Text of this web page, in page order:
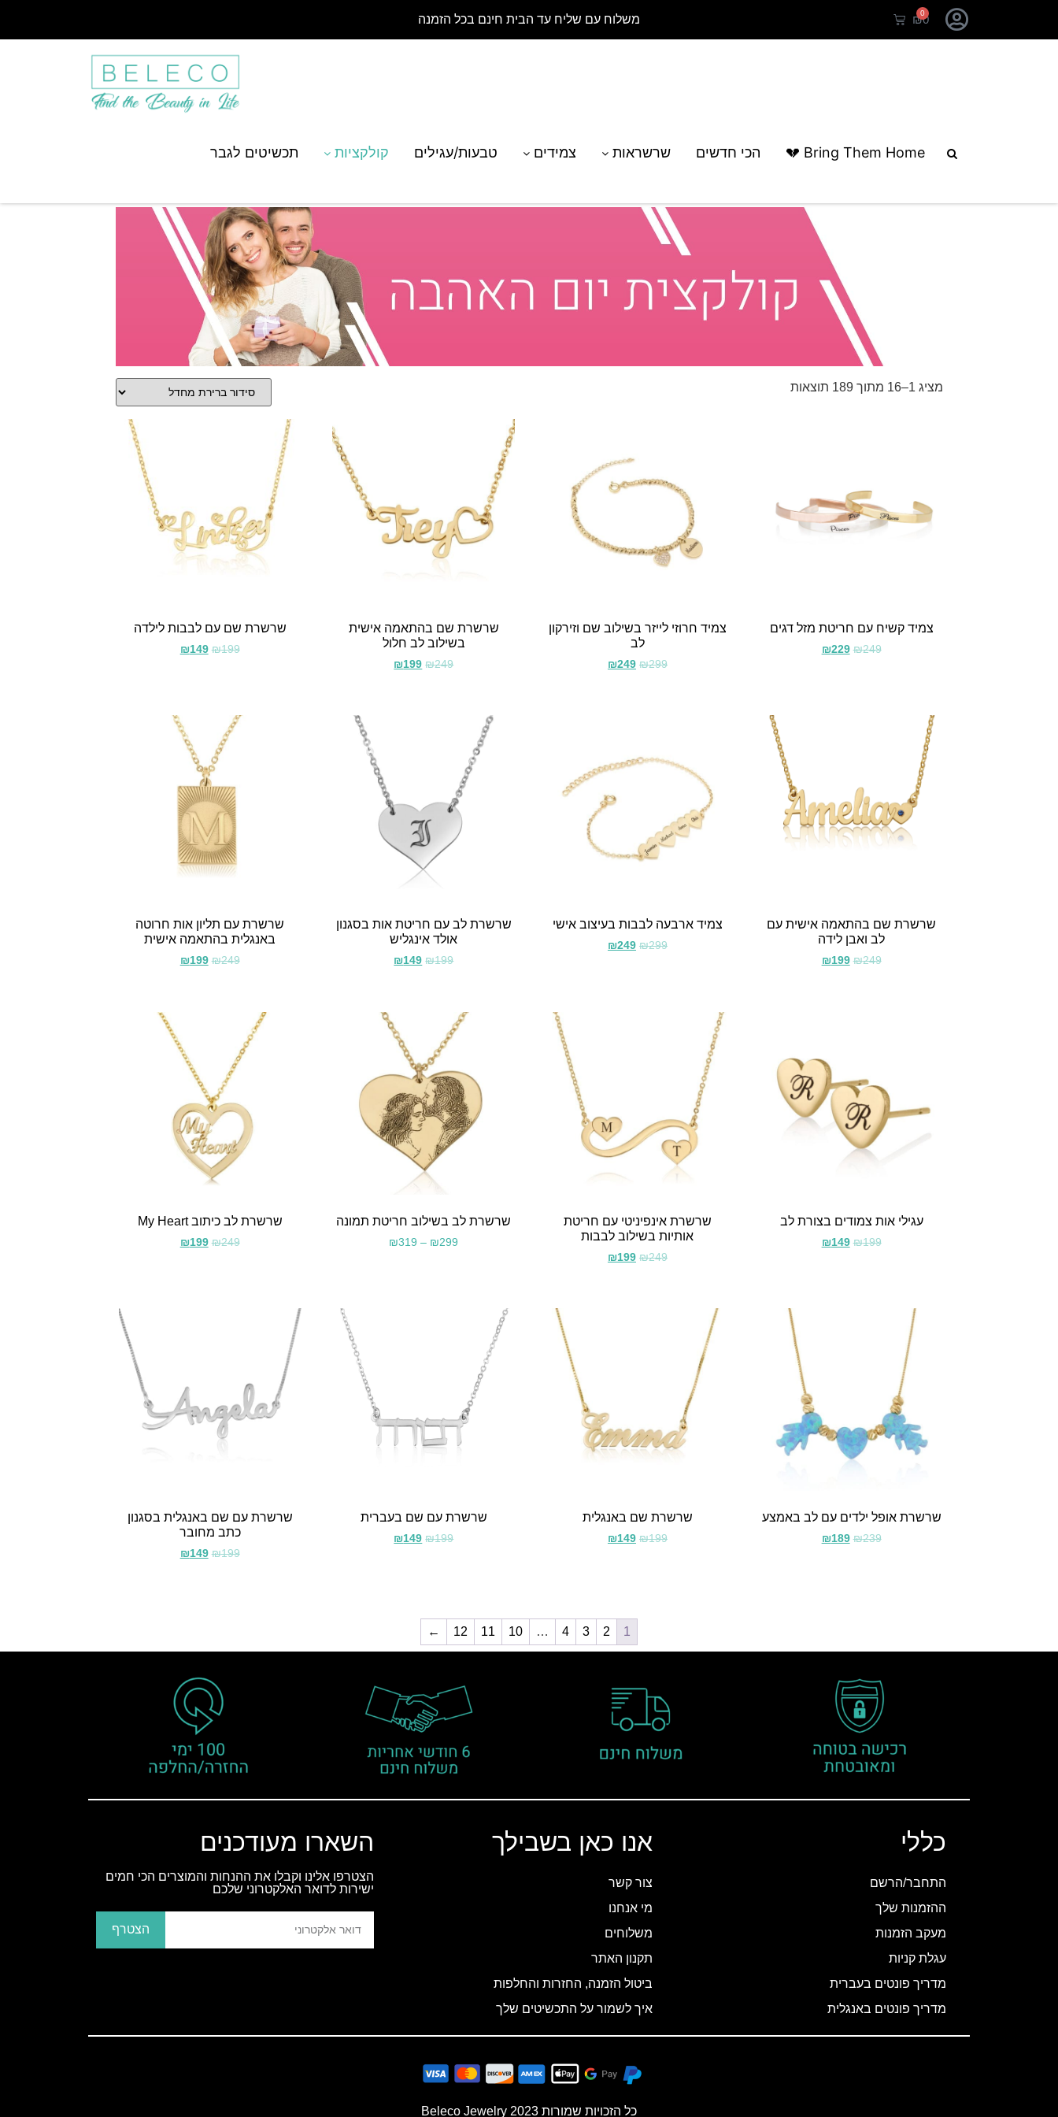
₪0
0 משלוח עם שליח עד הבית חינם בכל הזמנה
Bring Them Home 💔 הכי חדשים שרשראות צמידים טבעות/עגילים קולקציות תכשיטים לגבר עמוד הבית /קולקציות/ יום האהבה
מציג 1–16 מתוך 189 תוצאות
צמיד קשיח עם חריטת מזל דגים
₪249
₪229
צמיד חרוזי לייזר בשילוב שם וזירקון
לב
₪299
₪249
שרשרת שם בהתאמה אישית
בשילוב לב חלול
₪249
₪199
שרשרת שם עם לבבות לילדה
₪199
₪149
שרשרת שם בהתאמה אישית עם
לב ואבן לידה
₪249
₪199
צמיד ארבעה לבבות בעיצוב אישי
₪299
₪249
שרשרת לב עם חריטת אות בסגנון
אולד אינגליש
₪199
₪149
שרשרת עם תליון אות חרוטה
באנגלית בהתאמה אישית
₪249
₪199
עגילי אות צמודים בצורת לב
₪199
₪149
שרשרת אינפיניטי עם חריטת
אותיות בשילוב לבבות
₪249
₪199
שרשרת לב בשילוב חריטת תמונה
₪299
–
₪319
שרשרת לב כיתוב My Heart
₪249
₪199
שרשרת אופל ילדים עם לב באמצע
₪239
₪189
שרשרת שם באנגלית
₪199
₪149
שרשרת עם שם בעברית
₪199
₪149
שרשרת עם שם באנגלית בסגנון
כתב מחובר
₪199
₪149
1
2
3
4
…
10
11
12
←
כללי
התחבר/הרשם
ההזמנות שלך
מעקב הזמנות
עגלת קניות
מדריך פונטים בעברית
מדריך פונטים באנגלית
אנו כאן בשבילך
צור קשר
מי אנחנו
משלוחים
תקנון האתר
ביטול הזמנה, החזרות והחלפות
איך לשמור על התכשיטים שלך
השארו מעודכנים
הצטרפו אלינו וקבלו את ההנחות והמוצרים הכי חמים
ישירות לדואר האלקטרוני שלכם
הצטרף
כל הזכויות שמורות 2023 Beleco Jewelry